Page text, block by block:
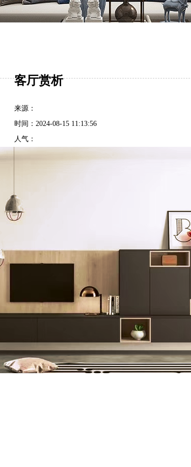
客厅赏析
来源：
时间： 2024-08-15 11:13:56
人气：